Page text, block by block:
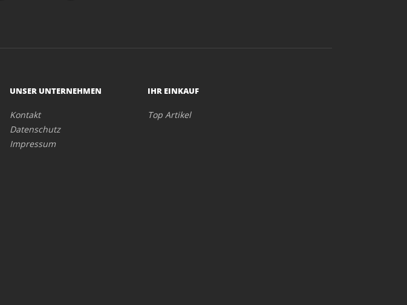
UNSER UNTERNEHMEN
Kontakt
Datenschutz
Impressum
IHR EINKAUF
Top Artikel